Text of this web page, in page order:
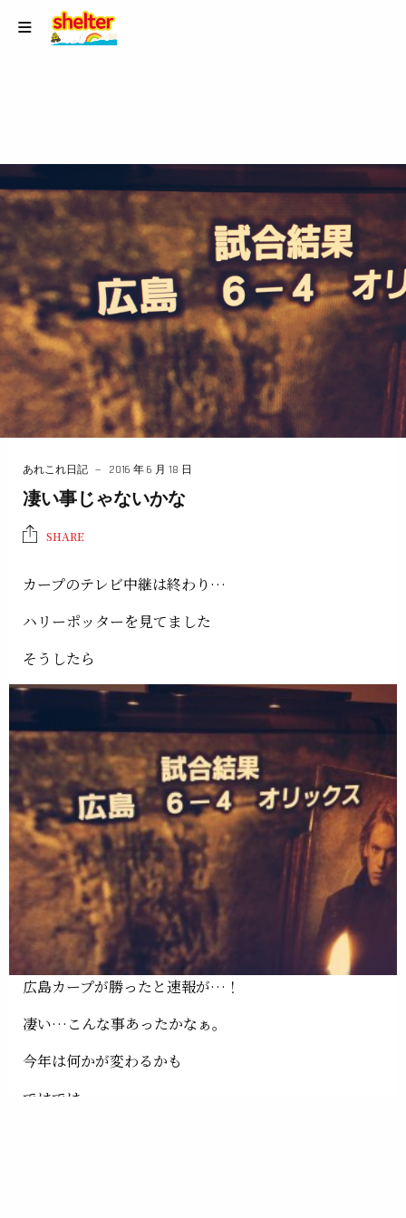
あれこれ日記 2016 年 6 月 18 日
凄い事じゃないかな
SHARE
カープのテレビ中継は終わり…
ハリーポッターを見てました
そうしたら
広島カープが勝ったと速報が…！
凄い…こんな事あったかなぁ。
今年は何かが変わるかも
ではでは。